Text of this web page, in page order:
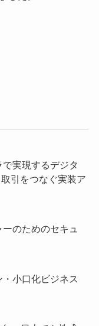
実現するデジタ
引をつなぐ実装ア
のためのセキュ
小口化ビジネス